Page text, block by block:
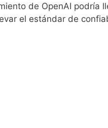
de OpenAI podría
el estándar de